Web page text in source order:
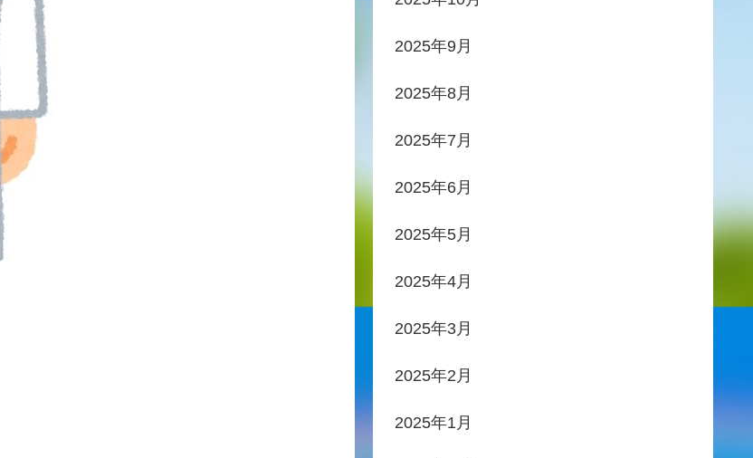
2025年9月
2025年8月
2025年7月
2025年6月
2025年5月
2025年4月
2025年3月
2025年2月
2025年1月